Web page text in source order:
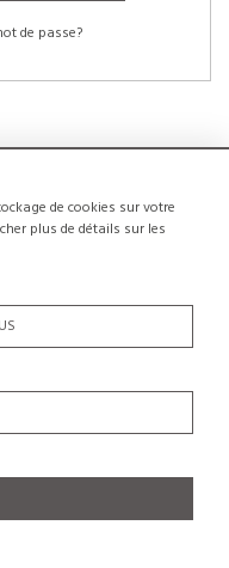
de cookies sur votre
plus de détails sur les
de passe?
sauvegarder la liste de vos